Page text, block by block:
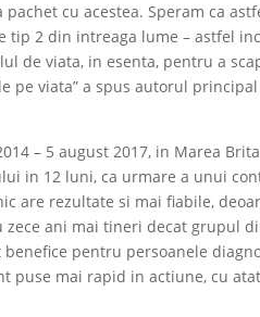
cu acestea. Speram ca
2 din intreaga lume – astfel
de viata, in esenta, pentru a
pe viata” a spus autorul
– 5 august 2017, in Marea
in 12 luni, ca urmare a unui
are rezultate si mai fiabile,
ani mai tineri decat grupul
pentru persoanele
puse mai rapid in actiune, cu